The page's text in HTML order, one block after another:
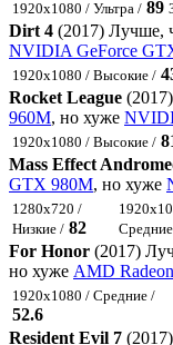
1920x1080 / Ультра / 89
Dirt 4 (2017) Лучше,
NVIDIA GeForce
1920x1080 / Высокие /
Rocket League
960M, но хуже
1920x1080 / Высокие /
Mass Effect
GTX 980M, но хуже
1280x720 /
Низкие / 82
For Honor (2017)
но хуже AMD
1920x1080 / Средние /
52.6
Resident Evil 7